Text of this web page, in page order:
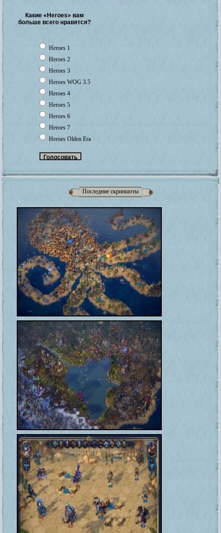
Какие «Heroes» вам
больше всего нравятся?
Heroes 1
Heroes 2
Heroes 3
Heroes WOG 3.5
Heroes 4
Heroes 5
Heroes 6
Heroes 7
Heroes Olden Era
Последние скриншоты